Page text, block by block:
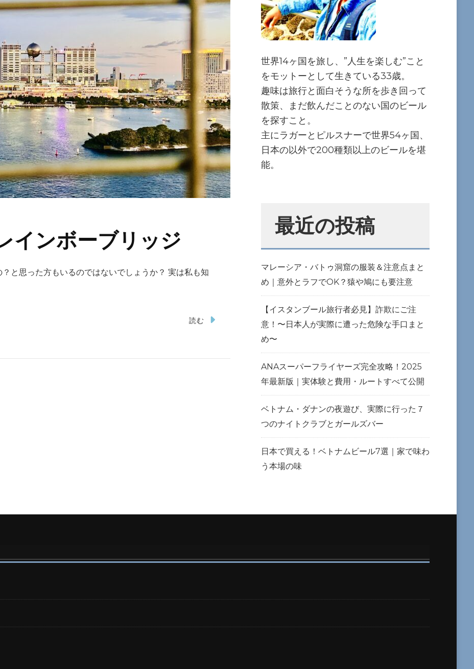
インボーブリッジ
と思った方もいるのではないでしょうか？ 実は私も知
読む
世界14ヶ国を旅し、”人生を楽しむ”こと
をモットーとして生きている33歳。
趣味は旅行と面白そうな所を歩き回って
散策、まだ飲んだことのない国のビール
を探すこと。
主にラガーとピルスナーで世界54ヶ国、
日本の以外で200種類以上のビールを堪
能。
最近の投稿
マレーシア・バトゥ洞窟の服装＆注意点まと
め｜意外とラフでOK？猿や鳩にも要注意
【イスタンブール旅行者必見】詐欺にご注
意！〜日本人が実際に遭った危険な手口まと
め〜
ANAスーパーフライヤーズ完全攻略！2025
年最新版｜実体験と費用・ルートすべて公開
ベトナム・ダナンの夜遊び、実際に行った７
つのナイトクラブとガールズバー
日本で買える！ベトナムビール7選｜家で味わ
う本場の味